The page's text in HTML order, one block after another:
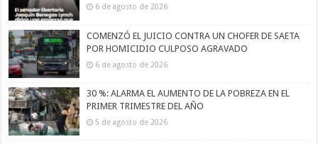
6 de agosto de 2026
COMENZÓ EL JUICIO CONTRA UN CHOFER DE SAETA
POR HOMICIDIO CULPOSO AGRAVADO
6 de agosto de 2026
30 %: ALARMA EL AUMENTO DE LA POBREZA EN EL
PRIMER TRIMESTRE DEL AÑO
5 de agosto de 2026